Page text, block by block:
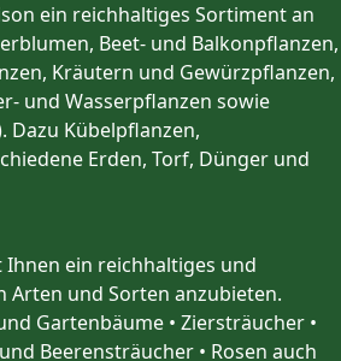
ein reichhaltiges Sortiment an
Beet- und Balkonpflanzen,
Kräutern und Gewürzpflanzen,
und Wasserpflanzen sowie
Dazu Kübelpflanzen,
Erden, Torf, Dünger und
ein reichhaltiges und
Arten und Sorten anzubieten.
Gartenbäume • Ziersträucher •
Beerensträucher • Rosen auch